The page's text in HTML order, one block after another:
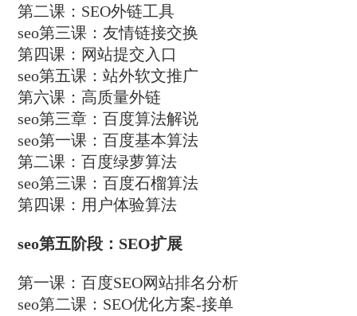
第二课：SEO外链工具
seo第三课：友情链接交换
第四课：网站提交入口
seo第五课：站外软文推广
第六课：高质量外链
seo第三章：百度算法解说
seo第一课：百度基本算法
第二课：百度绿萝算法
seo第三课：百度石榴算法
第四课：用户体验算法
seo第五阶段：SEO扩展
第一课：百度SEO网站排名分析
seo第二课：SEO优化方案-接单